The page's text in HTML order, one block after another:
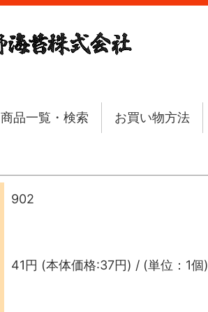
商品一覧・検索 お買い物方法
902
41円 (本体価格:37円) / (単位：1個)